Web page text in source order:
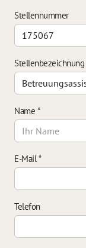
Stellennummer
Stellenbezeichnung
Name *
E-Mail*
Telefon